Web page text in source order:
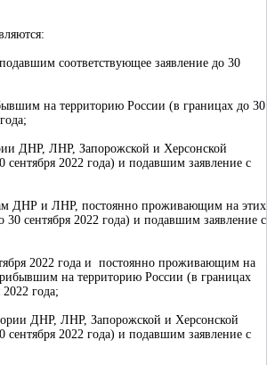
соответствующее заявление до 30
на территорию России (в границах до 30
ДНР, ЛНР, Запорожской и Херсонской
2022 года) и подавшим заявление с
ДНР и ЛНР, постоянно проживающим на этих
сентября 2022 года) и подавшим заявление с
2022 года и постоянно проживающим на
на территорию России (в границах
года;
ДНР, ЛНР, Запорожской и Херсонской
2022 года) и подавшим заявление с